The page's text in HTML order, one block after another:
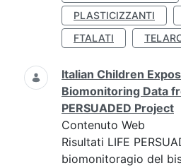
PLASTICIZZANTI
FTALATI
Italian Children
Biomonitoring Data
PERSUADED Project
Contenuto Web
Risultati LIFE
biomonitoragio del